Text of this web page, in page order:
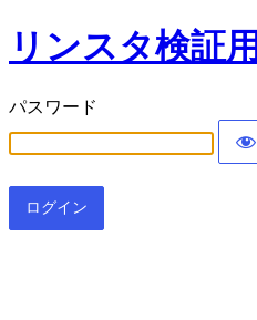
リンスタ検証用
パスワード